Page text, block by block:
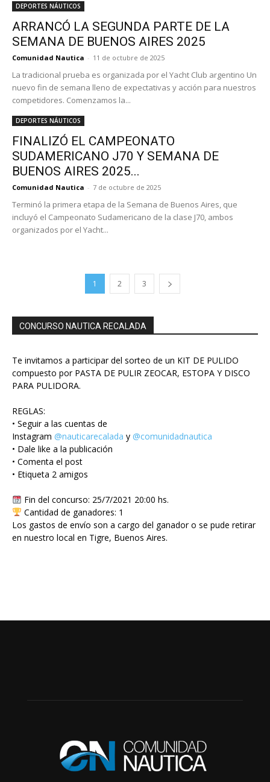
DEPORTES NÁUTICOS
ARRANCÓ LA SEGUNDA PARTE DE LA
SEMANA DE BUENOS AIRES 2025
Comunidad Nautica - 11 de octubre de 2025
La tradicional prueba es organizada por el Yacht Club argentino Un
nuevo fin de semana lleno de expectativas y acción para nuestros
competidores. Comenzamos la...
DEPORTES NÁUTICOS
FINALIZÓ EL CAMPEONATO
SUDAMERICANO J70 Y SEMANA DE
BUENOS AIRES 2025...
Comunidad Nautica - 7 de octubre de 2025
Terminó la primera etapa de la Semana de Buenos Aires, que
incluyó el Campeonato Sudamericano de la clase J70, ambos
organizados por el Yacht...
1 2 3
CONCURSO NAUTICA RECALADA
Te invitamos a participar del sorteo de un KIT DE PULIDO
compuesto por PASTA DE PULIR ZEOCAR, ESTOPA Y DISCO
PARA PULIDORA.
REGLAS:
• Seguir a las cuentas de
Instagram @nauticarecalada y @comunidadnautica
• Dale like a la publicación
• Comenta el post
• Etiqueta 2 amigos
Fin del concurso: 25/7/2021 20:00 hs.
Cantidad de ganadores: 1
Los gastos de envío son a cargo del ganador o se pude retirar
en nuestro local en Tigre, Buenos Aires.